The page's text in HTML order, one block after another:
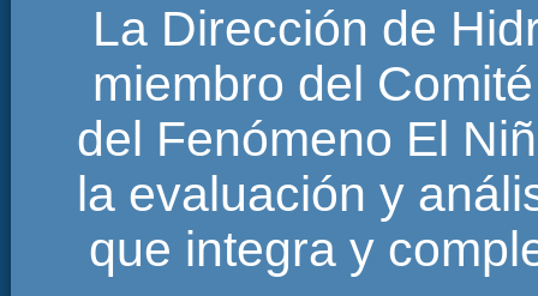
La Dirección de
miembro del
del Fenómeno El
la evaluación y
que integra y